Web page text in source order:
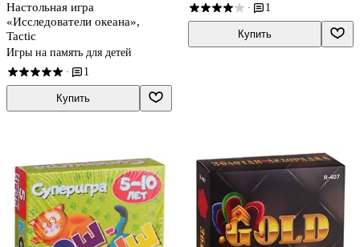
Настольная игра
«Исследователи океана»,
Tactic
Игры на память для детей
· 1
Купить
· 1
Купить